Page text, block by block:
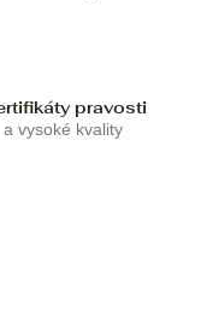
pravosti
a vysoké kvality